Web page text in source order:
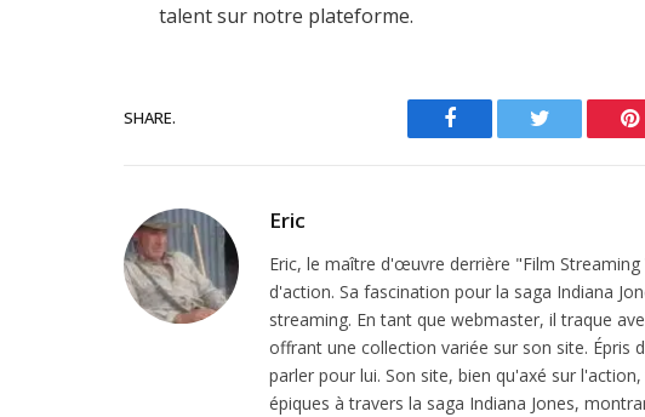
talent sur notre plateforme.
SHARE.
Facebook Twitter
Eric
Eric, le maître d'œuvre derrière "Film
d'action. Sa fascination pour la saga Indiana
streaming. En tant que webmaster, il traque
offrant une collection variée sur son site. Épris
parler pour lui. Son site, bien qu'axé sur
épiques à travers la saga Indiana Jones,